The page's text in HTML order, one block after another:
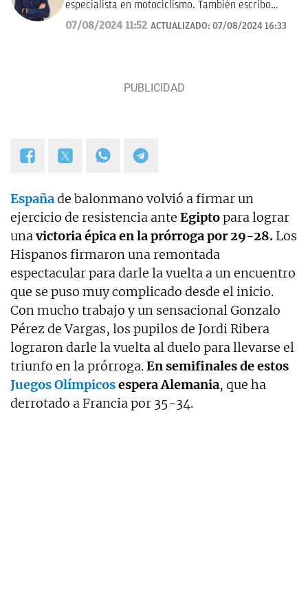
especialista en motociclismo. También escribo
sobre pádel y NFL.
07/08/2024 11:52 ACTUALIZADO: 07/08/2024 16:33
Españade balonmano volvió a firmar un
ejercicio de resistencia ante Egiptopara lograr
unavictoria épica en la prórroga por 29-28. Los
Hispanos firmaron una remontada
espectacular para darle la vuelta a un encuentro
que se puso muy complicado desde el inicio.
Con mucho trabajo y un sensacional Gonzalo
Pérez de Vargas, los pupilos de Jordi Ribera
lograron darle la vuelta al duelo para llevarse el
triunfo en la prórroga.En semifinales de estos
Juegos Olímpicosespera Alemania, que ha
derrotado a Francia por 35-34.